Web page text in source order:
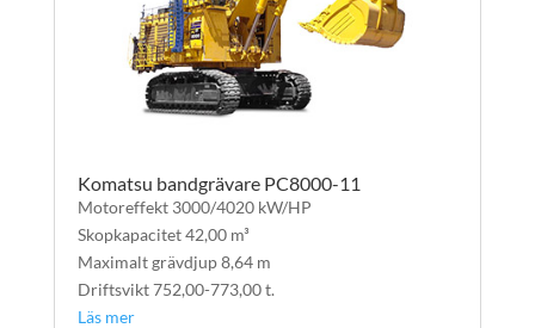
Komatsu bandgrävare PC8000-11
Motoreffekt 3000/4020 kW/HP
Skopkapacitet 42,00 m³
Maximalt grävdjup 8,64 m
Driftsvikt 752,00-773,00 t.
Läs mer